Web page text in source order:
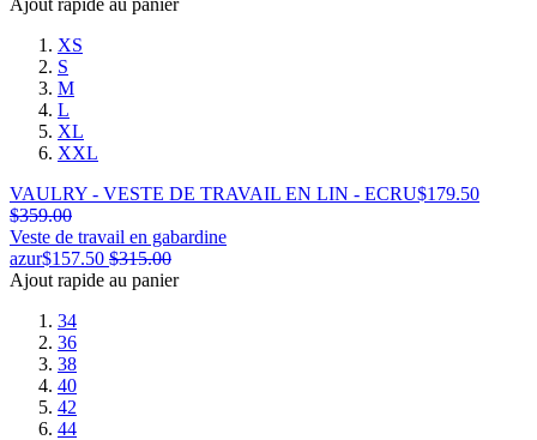
XS
S
M
L
XL
XXL
VAULRY - VESTE DE TRAVAIL EN LIN - ECRU$179.50
$359.00
Veste de travail en gabardine
azur$157.50 $315.00
Ajout rapide au panier
34
36
38
40
42
44